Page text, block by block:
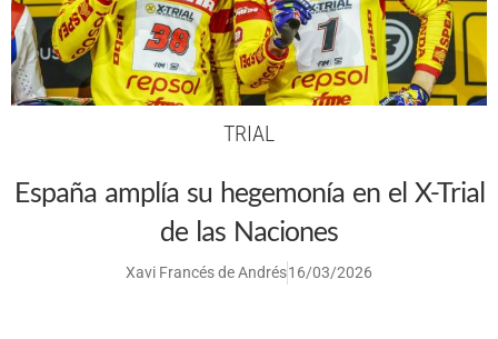
TRIAL
España amplía su hegemonía en el X-Trial
de las Naciones
Xavi Francés de Andrés16/03/2026